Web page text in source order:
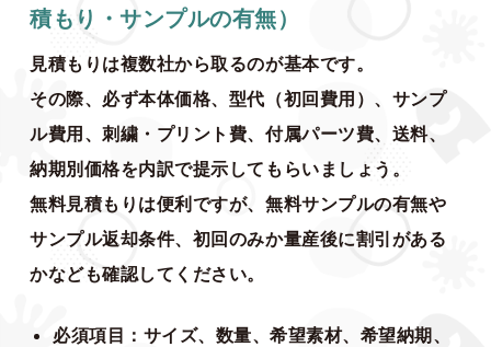
積もり・サンプルの有無）
見積もりは複数社から取るのが基本です。
その際、必ず本体価格、型代（初回費用）、サンプ
ル費用、刺繍・プリント費、付属パーツ費、送料、
納期別価格を内訳で提示してもらいましょう。
無料見積もりは便利ですが、無料サンプルの有無や
サンプル返却条件、初回のみか量産後に割引がある
かなども確認してください。
必須項目：サイズ、数量、希望素材、希望納期、